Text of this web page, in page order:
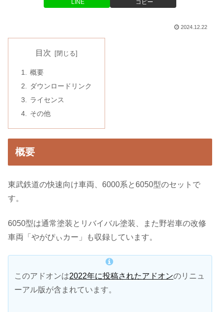
LINE コピー
2024.12.22
目次
概要
ダウンロードリンク
ライセンス
その他
概要
東武鉄道の快速向け車両、6000系と6050型のセットで
す。
6050型は通常塗装とリバイバル塗装、また野岩車の改修
車両「やがぴぃカー」も収録しています。
このアドオンは2022年に投稿されたアドオンのリニュ
ーアル版が含まれています。